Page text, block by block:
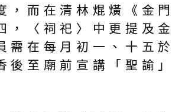
，而在清林焜熿《金門
，〈祠祀〉中更提及金
需在每月初一、十五於
後至廟前宣講「聖諭」